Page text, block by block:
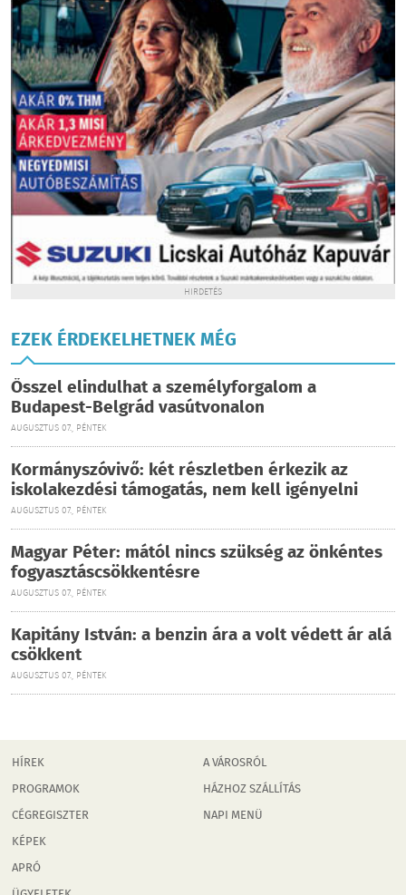
HIRDETÉS
EZEK ÉRDEKELHETNEK MÉG
Ősszel elindulhat a személyforgalom a
Budapest-Belgrád vasútvonalon
AUGUSZTUS 07., PÉNTEK
Kormányszóvivő: két részletben érkezik az
iskolakezdési támogatás, nem kell igényelni
AUGUSZTUS 07., PÉNTEK
Magyar Péter: mától nincs szükség az önkéntes
fogyasztáscsökkentésre
AUGUSZTUS 07., PÉNTEK
Kapitány István: a benzin ára a volt védett ár alá
csökkent
AUGUSZTUS 07., PÉNTEK
HÍREK
PROGRAMOK
CÉGREGISZTER
KÉPEK
APRÓ
A VÁROSRÓL
HÁZHOZ SZÁLLÍTÁS
NAPI MENÜ